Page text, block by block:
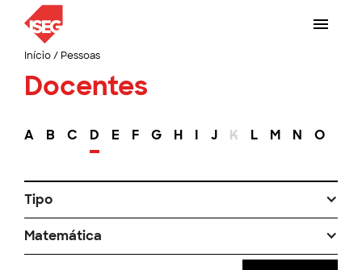
Início/ Pessoas
Docentes
A B C D E F G H I J K L M N O
Tipo
Matemática